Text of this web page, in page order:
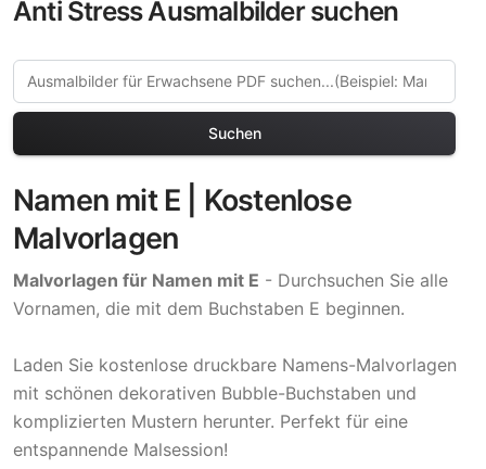
Anti Stress Ausmalbilder suchen
Suchen
Namen mit E | Kostenlose
Malvorlagen
Malvorlagen für Namen mit E - Durchsuchen Sie alle
Vornamen, die mit dem Buchstaben E beginnen.
Laden Sie kostenlose druckbare Namens-Malvorlagen
mit schönen dekorativen Bubble-Buchstaben und
komplizierten Mustern herunter. Perfekt für eine
entspannende Malsession!